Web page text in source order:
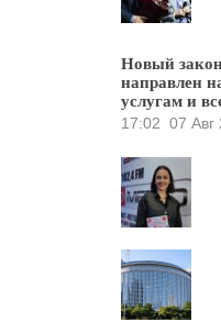
Новый
направлен
услугам и
17:02 07 Авг